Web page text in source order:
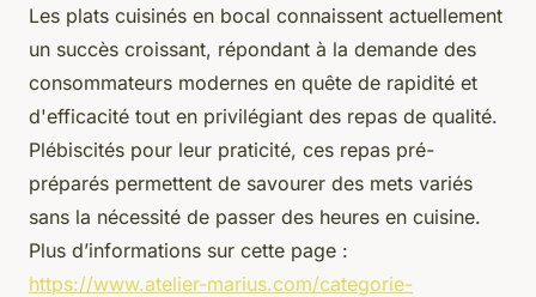
Les plats cuisinés en bocal connaissent actuellement
un succès croissant, répondant à la demande des
consommateurs modernes en quête de rapidité et
d'efficacité tout en privilégiant des repas de qualité.
Plébiscités pour leur praticité, ces repas pré-
préparés permettent de savourer des mets variés
sans la nécessité de passer des heures en cuisine.
Plus d’informations sur cette page :
https://www.atelier-marius.com/categorie-